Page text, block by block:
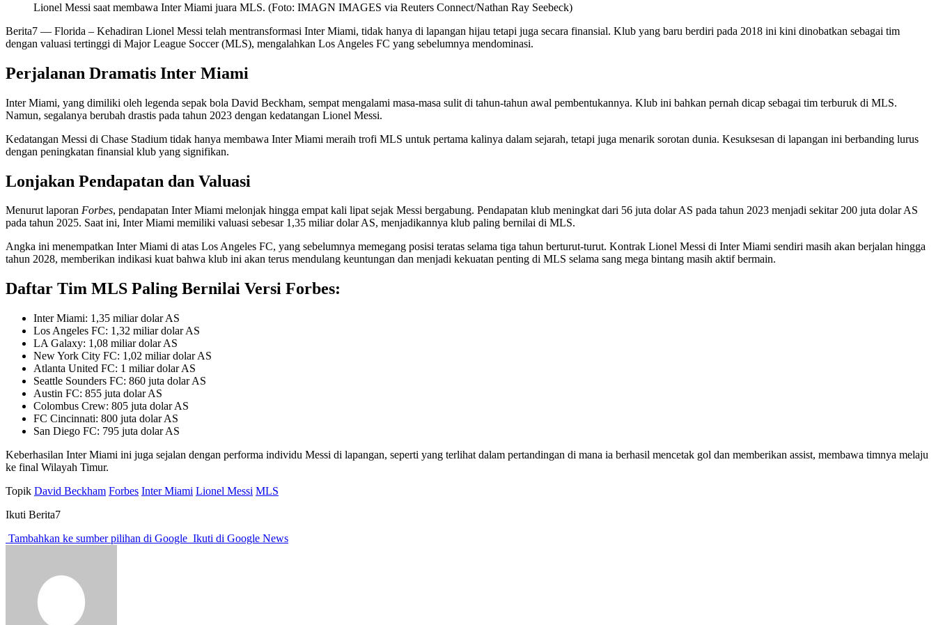
Lionel Messi saat membawa Inter Miami juara MLS. (Foto: IMAGN IMAGES via Reuters Connect/Nathan Ray Seebeck)
Berita7 — Florida – Kehadiran Lionel Messi telah mentransformasi Inter Miami, tidak hanya di lapangan hijau tetapi juga secara finansial. Klub yang baru berdiri pada 2018 ini kini dinobatkan sebagai tim
dengan valuasi tertinggi di Major League Soccer (MLS), mengalahkan Los Angeles FC yang sebelumnya mendominasi.
Perjalanan Dramatis Inter Miami
Inter Miami, yang dimiliki oleh legenda sepak bola David Beckham, sempat mengalami masa-masa sulit di tahun-tahun awal pembentukannya. Klub ini bahkan pernah dicap sebagai tim terburuk di MLS.
Namun, segalanya berubah drastis pada tahun 2023 dengan kedatangan Lionel Messi.
Kedatangan Messi di Chase Stadium tidak hanya membawa Inter Miami meraih trofi MLS untuk pertama kalinya dalam sejarah, tetapi juga menarik sorotan dunia. Kesuksesan di lapangan ini berbanding lurus
dengan peningkatan finansial klub yang signifikan.
Lonjakan Pendapatan dan Valuasi
Menurut laporan Forbes, pendapatan Inter Miami melonjak hingga empat kali lipat sejak Messi bergabung. Pendapatan klub meningkat dari 56 juta dolar AS pada tahun 2023 menjadi sekitar 200 juta dolar AS
pada tahun 2025. Saat ini, Inter Miami memiliki valuasi sebesar 1,35 miliar dolar AS, menjadikannya klub paling bernilai di MLS.
Angka ini menempatkan Inter Miami di atas Los Angeles FC, yang sebelumnya memegang posisi teratas selama tiga tahun berturut-turut. Kontrak Lionel Messi di Inter Miami sendiri masih akan berjalan hingga
tahun 2028, memberikan indikasi kuat bahwa klub ini akan terus mendulang keuntungan dan menjadi kekuatan penting di MLS selama sang mega bintang masih aktif bermain.
Daftar Tim MLS Paling Bernilai Versi Forbes:
Inter Miami: 1,35 miliar dolar AS
Los Angeles FC: 1,32 miliar dolar AS
LA Galaxy: 1,08 miliar dolar AS
New York City FC: 1,02 miliar dolar AS
Atlanta United FC: 1 miliar dolar AS
Seattle Sounders FC: 860 juta dolar AS
Austin FC: 855 juta dolar AS
Colombus Crew: 805 juta dolar AS
FC Cincinnati: 800 juta dolar AS
San Diego FC: 795 juta dolar AS
Keberhasilan Inter Miami ini juga sejalan dengan performa individu Messi di lapangan, seperti yang terlihat dalam pertandingan di mana ia berhasil mencetak gol dan memberikan assist, membawa timnya melaju
ke final Wilayah Timur.
Topik David Beckham Forbes Inter Miami Lionel Messi MLS
Ikuti Berita7
Tambahkan ke sumber pilihan di Google Ikuti di Google News